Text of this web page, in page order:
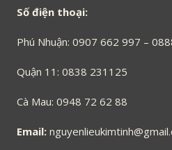
Số điện thoại:
Phú Nhuận: 0907 662 997 –
Quận 11: 0838 231125
Cà Mau: 0948 72 62 88
Email: